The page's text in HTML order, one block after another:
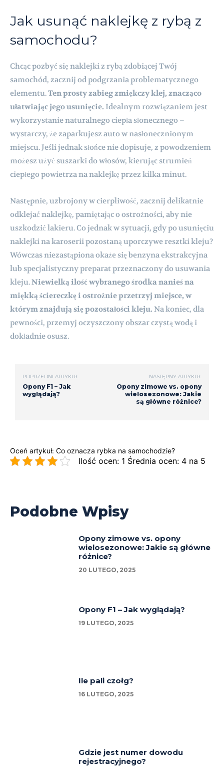
Jak usunąć naklejkę z rybą z
samochodu?
Chcąc pozbyć się naklejki z rybą zdobiącej Twój
samochód, zacznij od podgrzania problematycznego
elementu.Ten prosty zabieg zmiękczy klej, znacząco
ułatwiając jego usunięcie. Idealnym rozwiązaniem jest
wykorzystanie naturalnego ciepła słonecznego –
wystarczy, że zaparkujesz auto w nasłonecznionym
miejscu. Jeśli jednak słońce nie dopisuje, z powodzeniem
możesz użyć suszarki do włosów, kierując strumień
ciepłego powietrza na naklejkę przez kilka minut.
Następnie, uzbrojony w cierpliwość, zacznij delikatnie
odklejać naklejkę, pamiętając o ostrożności, aby nie
uszkodzić lakieru. Co jednak w sytuacji, gdy po usunięciu
naklejki na karoserii pozostaną uporczywe resztki kleju?
Wówczas niezastąpiona okaże się benzyna ekstrakcyjna
lub specjalistyczny preparat przeznaczony do usuwania
kleju.Niewielką ilość wybranego środka nanieś na
miękką ściereczkę i ostrożnie przetrzyj miejsce, w
którym znajdują się pozostałości kleju. Na koniec, dla
pewności, przemyj oczyszczony obszar czystą wodą i
dokładnie osusz.
POPRZEDNI ARTYKUŁ
Opony F1 – Jak
wyglądają?
NASTĘPNY ARTYKUŁ
Opony zimowe vs. opony
wielosezonowe: Jakie
są główne różnice?
Oceń artykuł: Co oznacza rybka na samochodzie?
Ilość ocen: 1 Średnia ocen: 4 na 5
Podobne Wpisy
Opony zimowe vs. opony
wielosezonowe: Jakie są główne
różnice?
20 LUTEGO, 2025
Opony F1 – Jak wyglądają?
19 LUTEGO, 2025
Ile pali czołg?
16 LUTEGO, 2025
Gdzie jest numer dowodu
rejestracyjnego?